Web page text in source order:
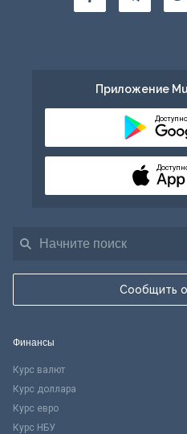
Сообщить
Приложение
Финансы
Курс валют
Курс доллара
Курс евро
Курс НБУ